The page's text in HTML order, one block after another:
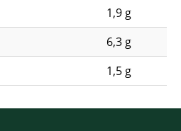
1,9 g
6,3 g
1,5 g